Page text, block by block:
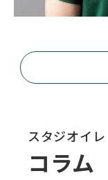
スタジオイレ
コラム